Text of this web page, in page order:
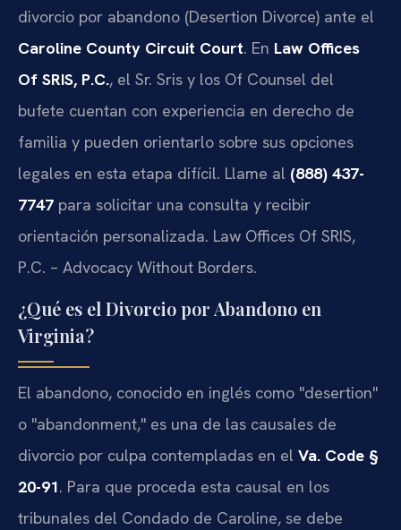
divorcio por abandono (Desertion Divorce) ante el
Caroline County Circuit Court. En Law Offices
Of SRIS, P.C., el Sr. Sris y los Of Counsel del
bufete cuentan con experiencia en derecho de
familia y pueden orientarlo sobre sus opciones
legales en esta etapa difícil. Llame al (888) 437-
7747 para solicitar una consulta y recibir
orientación personalizada. Law Offices Of SRIS,
P.C. – Advocacy Without Borders.
¿Qué es el Divorcio por Abandono en
Virginia?
El abandono, conocido en inglés como "desertion"
o "abandonment," es una de las causales de
divorcio por culpa contempladas en el Va. Code §
20-91. Para que proceda esta causal en los
tribunales del Condado de Caroline, se debe